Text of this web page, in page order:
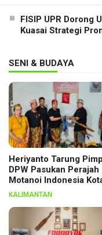
FISIP UPR Dorong
Kuasai Strategi
SENI & BUDAYA
Heriyanto Tarung
DPW Pasukan Perajah
Motanoi Indonesia
Palangka Raya,
KALIMANTAN